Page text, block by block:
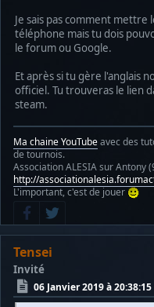
Je sais pas comment mettre
téléphone mais tu dois
le forum ou Google.
Et après si tu gère l'anglais
officiel. Tu trouveras le lien
steam.
Ma chaine YouTubeavec des
de tournois.
Association ALESIA sur Antony
http://
L'important, c'est de jouer
Tensei
Invité
06 Janvier 2019 à 20:38:15